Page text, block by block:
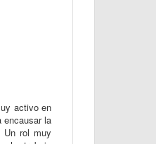
activo en
encausar la
Un rol muy